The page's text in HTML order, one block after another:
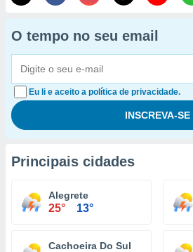
O tempo no seu email
Eu li e aceito a política de privacidade.
Principais cidades
Alegrete
25° 13°
Cachoeira Do Sul